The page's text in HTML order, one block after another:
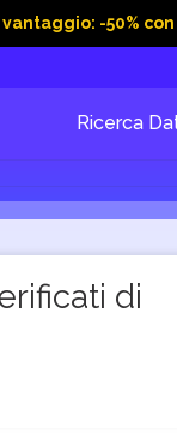
-50%
Ricerca
di